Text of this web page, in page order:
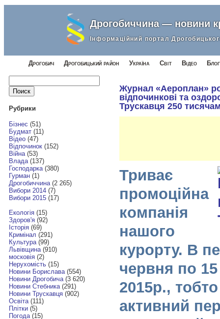
Дрогобиччина — новини
Інформаційний портал
Дрогобич Дрогобицький район Україна Світ Відео
Найти:
Рубрики
Бізнес (51)
Будмат(11)
Відео(47)
Відпочинок(152)
Війна(53)
Влада(137)
Господарка(380)
Гурман(1)
Дрогобиччина(2 265)
Вибори 2014(7)
Вибори 2015(17)
Екологія(15)
Здоров'я(92)
Історія(69)
Кримінал (291)
Культура(99)
Львівщина(910)
московія(2)
Нерухомість(15)
Новини Борислава(554)
Новини Дрогобича(3 620)
Новини Стебника(291)
Новини Трускавця(902)
Освіта(111)
Плітки(5)
Погода(15)
Журнал «Аероплан»
відпочинкові та
Трускавця 250
Триває
промоційна
компанія
нашого
курорту. В
червня по
2015р.,
активний